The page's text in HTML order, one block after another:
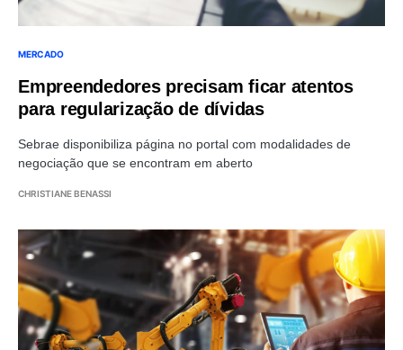
MERCADO
Empreendedores precisam ficar atentos
para regularização de dívidas
Sebrae disponibiliza página no portal com modalidades de
negociação que se encontram em aberto
CHRISTIANE BENASSI